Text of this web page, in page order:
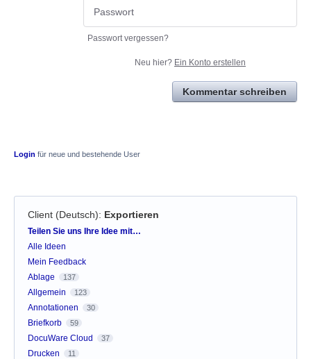
Passwort vergessen?
Neu hier? Ein Konto erstellen
Kommentar schreiben
Login für neue und bestehende User
Client (Deutsch): Exportieren
Kategorien
Teilen Sie uns Ihre Idee mit…
Alle Ideen
Mein Feedback
Ablage
137
Allgemein 123
Annotationen 30
Briefkorb 59
DocuWare Cloud 37
Drucken 11